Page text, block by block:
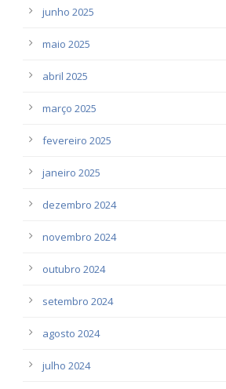
junho 2025
maio 2025
abril 2025
março 2025
fevereiro 2025
janeiro 2025
dezembro 2024
novembro 2024
outubro 2024
setembro 2024
agosto 2024
julho 2024